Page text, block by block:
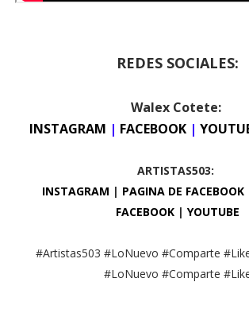
REDES SOCIALES:
Walex Cotete:
INSTAGRAM | FACEBOOK |
ARTISTAS503:
INSTAGRAM | PAGINA DE FACEBOOK
FACEBOOK| YOUTUBE
#Artistas503 #LoNuevo #Comparte
#LoNuevo #Comparte